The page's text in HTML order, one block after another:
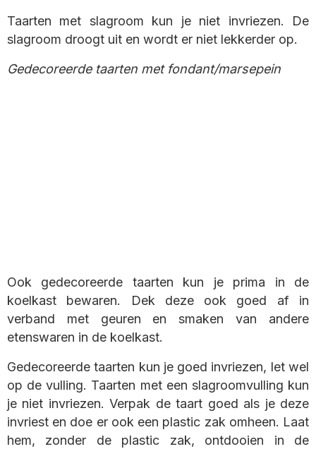
Taarten met slagroom kun je niet invriezen. De
slagroom droogt uit en wordt er niet lekkerder op.
Gedecoreerde taarten met fondant/marsepein
Ook gedecoreerde taarten kun je prima in de
koelkast bewaren. Dek deze ook goed af in
verband met geuren en smaken van andere
etenswaren in de koelkast.
Gedecoreerde taarten kun je goed invriezen, let wel
op de vulling. Taarten met een slagroomvulling kun
je niet invriezen. Verpak de taart goed als je deze
invriest en doe er ook een plastic zak omheen. Laat
hem, zonder de plastic zak, ontdooien in de